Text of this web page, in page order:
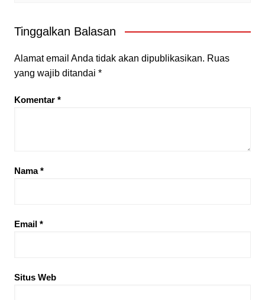
Tinggalkan Balasan
Alamat email Anda tidak akan dipublikasikan. Ruas
yang wajib ditandai *
Komentar *
Nama*
Email *
Situs Web